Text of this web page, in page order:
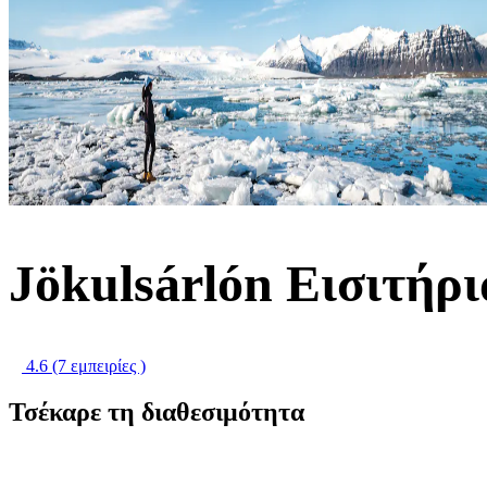
Jökulsárlón
4.6 (7 εμπειρίες )
Τσέκαρε τη διαθεσιμότητα